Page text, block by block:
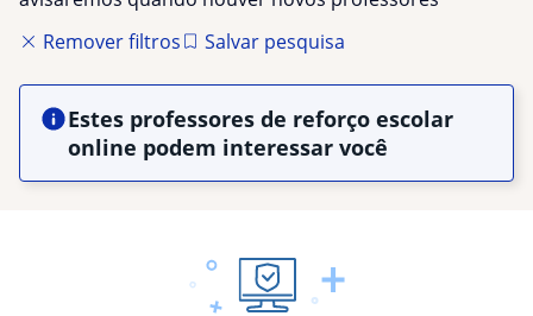
Remover filtros
Salvar pesquisa
Estes professores de reforço escolar
online podem interessar você